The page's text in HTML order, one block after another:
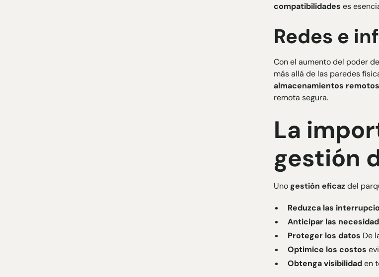
compatibilidades es
Redes e
Con el aumento del poder de
más allá de las paredes
almacenamientos remotos
remota segura.
La
gestión
Unogestión eficazdel
Reduzca las
Anticipar las
Proteger los datos De
Optimice los costos
Obtenga visibilidaden